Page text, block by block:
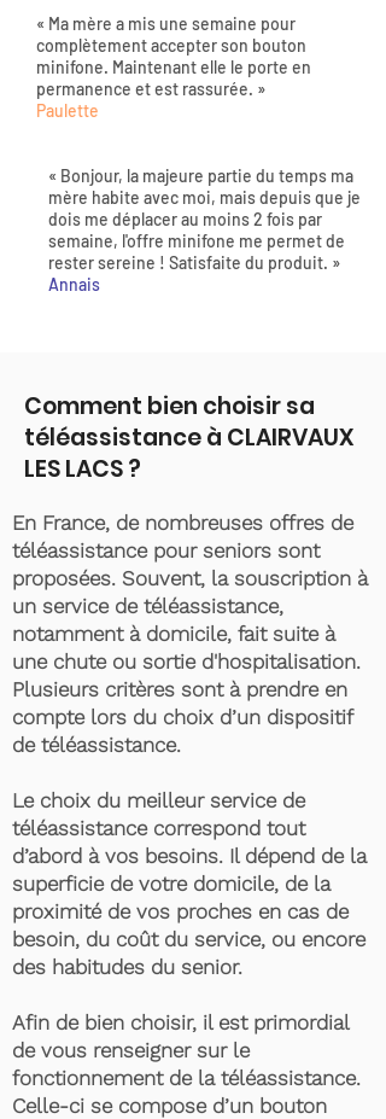
« Ma mère a mis une semaine pour
complètement accepter son bouton
minifone. Maintenant elle le porte en
permanence et est rassurée. »
Paulette
« Bonjour, la majeure partie du temps ma
mère habite avec moi, mais depuis que je
dois me déplacer au moins 2 fois par
semaine, l'offre minifone me permet de
rester sereine ! Satisfaite du produit. »
Annais
Comment bien choisir sa
téléassistance à CLAIRVAUX
LES LACS ?
En France, de nombreuses offres de
téléassistance pour seniors sont
proposées. Souvent, la souscription à
un service de téléassistance,
notamment à domicile, fait suite à
une chute ou sortie d'hospitalisation.
Plusieurs critères sont à prendre en
compte lors du choix d’un dispositif
de téléassistance.
Le choix du meilleur service de
téléassistance correspond tout
d’abord à vos besoins. Il dépend de la
superficie de votre domicile, de la
proximité de vos proches en cas de
besoin, du coût du service, ou encore
des habitudes du senior.
Afin de bien choisir, il est primordial
de vous renseigner sur le
fonctionnement de la téléassistance.
Celle-ci se compose d’un bouton